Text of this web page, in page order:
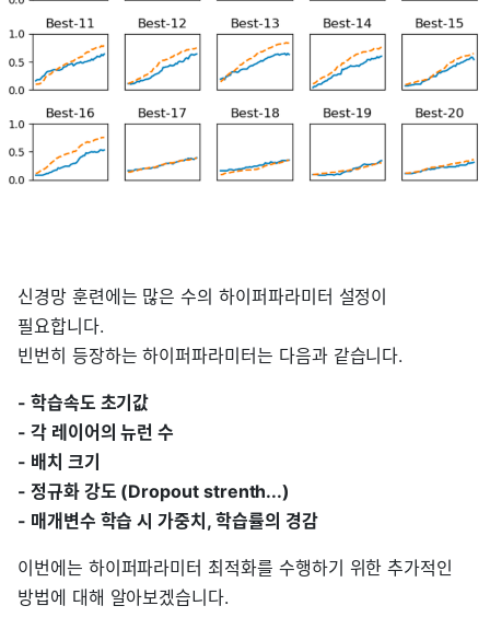
신경망 훈련에는 많은 수의 하이퍼파라미터 설정이
필요합니다.
빈번히 등장하는 하이퍼파라미터는 다음과 같습니다.
- 학습속도 초기값
- 각 레이어의 뉴런 수
- 배치 크기
- 정규화 강도 (Dropout strenth...)
- 매개변수 학습 시 가중치, 학습률의 경감
이번에는 하이퍼파라미터 최적화를 수행하기 위한 추가적인
방법에 대해 알아보겠습니다.